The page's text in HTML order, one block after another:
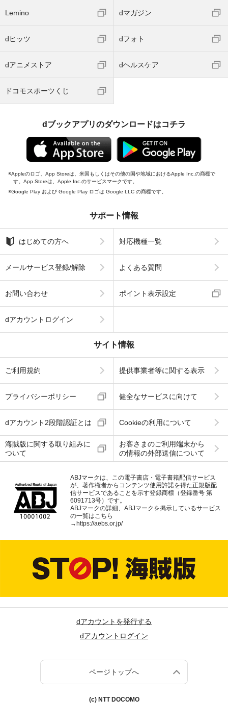
Lemino dマガジン
dヒッツ dフォト
dアニメストア dヘルスケア
ドコモスポーツくじ
dブックアプリのダウンロードはコチラ
Appleのロゴ、App Storeは、米国もしくはその他の国や地域におけるApple Inc.の商標で
す。App Storeは、Apple Inc.のサービスマークです。
Google Play および Google Play ロゴは Google LLC の商標です。
サポート情報
はじめての方へ 対応機種一覧
メールサービス登録/解除 よくある質問
お問い合わせ ポイント表示設定
dアカウントログイン
サイト情報
ご利用規約 提供事業者等に関する表示
プライバシーポリシー 健全なサービスに向けて
dアカウント2段階認証とは Cookieの利用について
海賊版に関する取り組みに
ついて
お客さまのご利用端末から
の情報の外部送信について
ABJマークは、この電子書店・電子書籍配信サービス
が、著作権者からコンテンツ使用許諾を得た正規版配
信サービスであることを示す登録商標（登録番号 第
6091713号）です。
ABJマークの詳細、ABJマークを掲示しているサービス
の一覧はこちら
→ https://aebs.or.jp/
dアカウントを発行する
dアカウントログイン
ページトップへ
(c) NTT DOCOMO